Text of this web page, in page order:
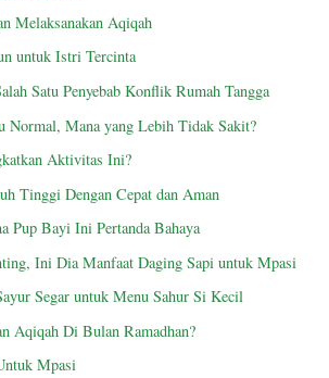
Melaksanakan Aqiqah
untuk Istri Tercinta
Satu Penyebab Konflik Rumah Tangga
Normal, Mana yang Lebih Tidak Sakit?
Aktivitas Ini?
Tinggi Dengan Cepat dan Aman
Pup Bayi Ini Pertanda Bahaya
Ini Dia Manfaat Daging Sapi untuk Mpasi
Segar untuk Menu Sahur Si Kecil
Aqiqah Di Bulan Ramadhan?
Mpasi